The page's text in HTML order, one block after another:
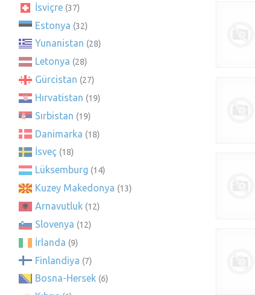
İsviçre (37)
Estonya (32)
Yunanistan (28)
Letonya (28)
Gürcistan (27)
Hırvatistan (19)
Sırbistan (19)
Danimarka (18)
İsveç (18)
Lüksemburg (14)
Kuzey Makedonya (13)
Arnavutluk (12)
Slovenya (12)
İrlanda (9)
Finlandiya (7)
Bosna-Hersek (6)